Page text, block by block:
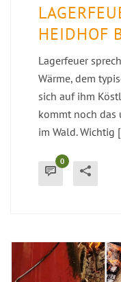
HEIDHOF
Lagerfeuer
Wärme, dem
sich auf ihm
kommt noch das
im Wald. Wichtig
0